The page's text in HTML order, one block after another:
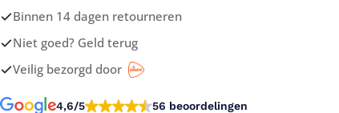
Binnen 14 dagen retourneren
Niet goed? Geld terug
Veilig bezorgd door
4,6/5 56 beoordelingen